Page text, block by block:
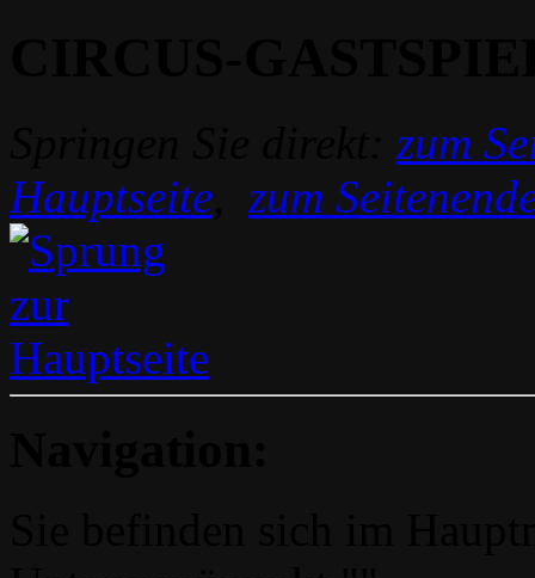
zum
Hauptseite
zum